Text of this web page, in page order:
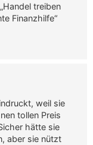
treiben
Finanzhilfe“
weil sie
tollen Preis
hätte sie
aber sie nützt